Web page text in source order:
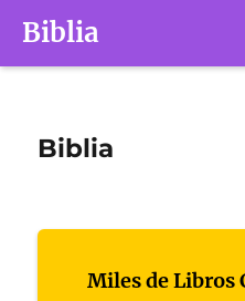
Biblia
Biblia
Miles de Libros